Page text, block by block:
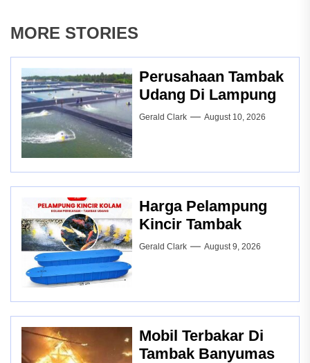
MORE STORIES
Perusahaan Tambak
Udang Di Lampung
Gerald Clark August 10, 2026
Harga Pelampung
Kincir Tambak
Gerald Clark August 9, 2026
Mobil Terbakar Di
Tambak Banyumas